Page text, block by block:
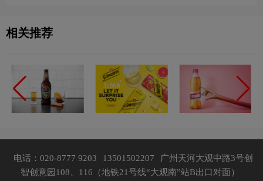
相关推荐
电话：020-8777 9203 13501502207
广州天河大观中路3号创
智创意园108、116（地铁21号线“大观南”站B出口对面）